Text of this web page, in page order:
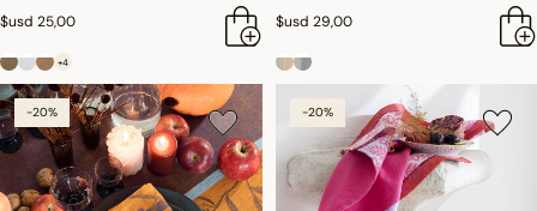
$usd 25,00
+4
$usd 29,00
-20% -20%